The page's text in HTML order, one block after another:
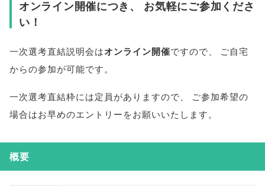
オンライン開催につき 、
お気軽にご参加くださ
い！
一次選考直結説明会はオンライン開催ですので
ご自宅
からの参加が可能です。
一次選考直結枠には定員がありますので
ご参加希望の
場合はお早めのエントリーをお願いいたします。
概要